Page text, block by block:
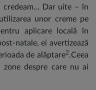
credeam... Dar uite – în
unor creme pe
aplicare locală în
natale, ei avertizează
de alăptare2.Ceea
despre care nu ai